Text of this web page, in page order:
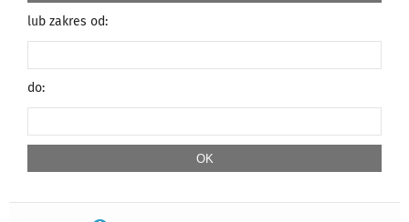
lub zakres od:
do: